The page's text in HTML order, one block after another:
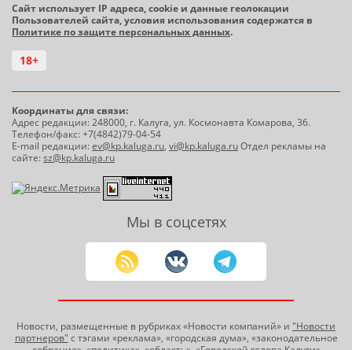
Сайт использует IP адреса, cookie и данные геолокации
Пользователей сайта, условия использования содержатся в
Политике по защите персональных данных.
18+
Координаты для связи:
Адрес редакции: 248000, г. Калуга, ул. Космонавта Комарова, 36.
Телефон/факс: +7(4842)79-04-54
E-mail редакции:ev@kp.kaluga.ru, vi@kp.kaluga.ruОтдел рекламы на
сайте:sz@kp.kaluga.ru
Мы в соцсетях
Новости, размещенные в рубриках «Новости компаний» и "Новости
партнеров" с тэгами «реклама», «городская дума», «законодательное